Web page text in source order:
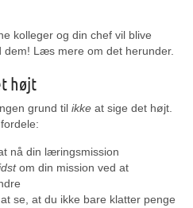
kolleger og din chef vil blive
Læs mere om det herunder.
højt
grund til ikke at sige det højt.
nå din læringsmission
om din mission ved at
se, at du ikke bare klatter penge